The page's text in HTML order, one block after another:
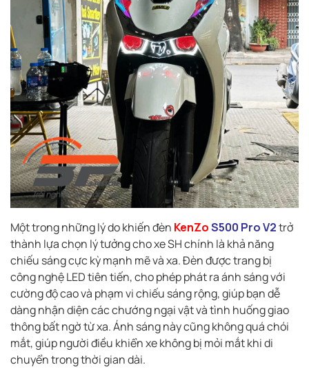
Một trong những lý do khiến đèn KenZoS500 Pro V2trở
thành lựa chọn lý tưởng cho xe SH chính là khả năng
chiếu sáng cực kỳ mạnh mẽ và xa. Đèn được trang bị
công nghệ LED tiên tiến, cho phép phát ra ánh sáng với
cường độ cao và phạm vi chiếu sáng rộng, giúp bạn dễ
dàng nhận diện các chướng ngại vật và tình huống giao
thông bất ngờ từ xa. Ánh sáng này cũng không quá chói
mắt, giúp người điều khiển xe không bị mỏi mắt khi di
chuyển trong thời gian dài.